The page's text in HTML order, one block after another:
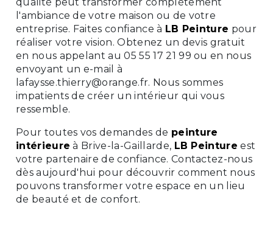
l'ambiance de votre maison ou de votre
entreprise. Faites confiance à LB Peinture pour
réaliser votre vision. Obtenez un devis gratuit
en nous appelant au 05 55 17 21 99 ou en nous
envoyant un e-mail à
lafaysse.thierry@orange.fr. Nous sommes
impatients de créer un intérieur qui vous
ressemble.
Pour toutes vos demandes de peinture
intérieure à Brive-la-Gaillarde, LB Peinture est
votre partenaire de confiance. Contactez-nous
dès aujourd'hui pour découvrir comment nous
pouvons transformer votre espace en un lieu
de beauté et de confort.